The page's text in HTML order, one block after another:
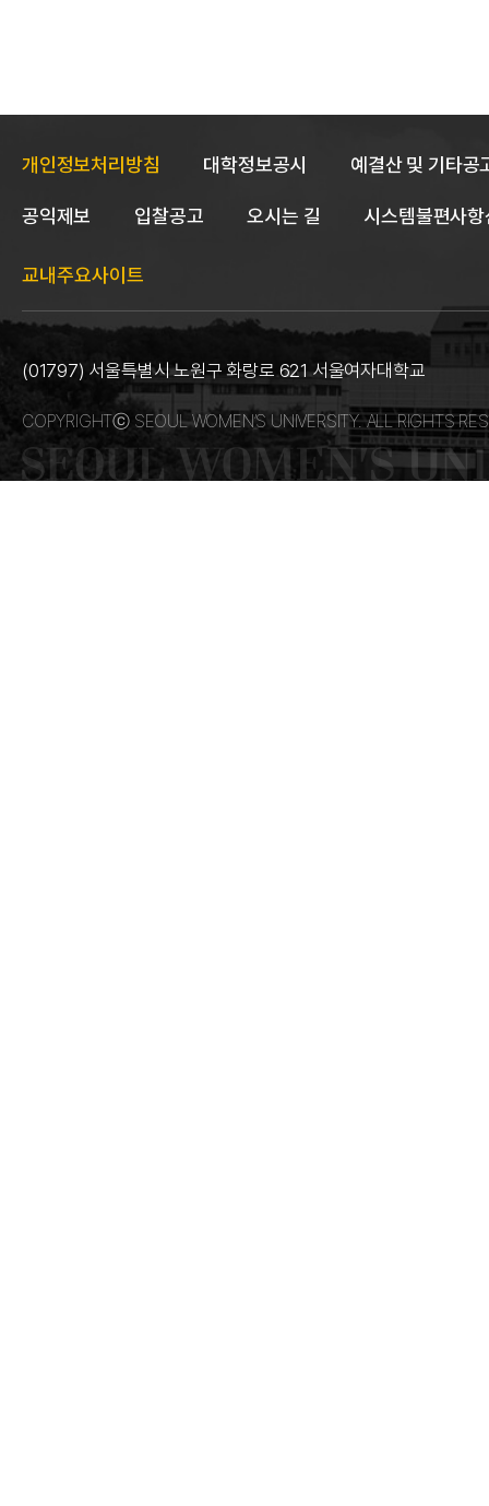
개인정보처리방침 대학정보공시 예결산 및 기타공
공익제보 입찰공고 오시는 길 시스템불편사
교내주요사이트
(01797) 서울특별시 노원구 화랑로 621 서울여자대학교
COPYRIGHTⓒ SEOUL WOMEN’S UNIVERSITY. ALL RIGHTS